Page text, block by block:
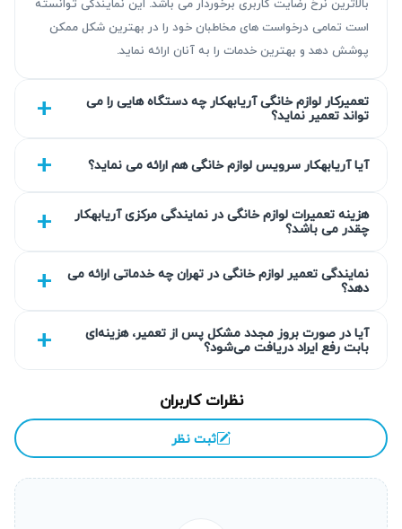
آریابهکار با بیش از ۳۰ سال تجربه در زمینه تعمیرات زودپز،
خدماتی با کیفیت و قابل اتکا ارائه می‌دهد. عیب‌یابی دقیق و
استانداردهای فنی، آرامش خاطر مشتریان را تضمین می‌کند. تیم
شکل انجام می‌دهد.
گارانتی کتبی خدمات
روز ارائه می‌کند تا مشتریان اطمینان کافی از کیفیت خدمات
داشته باشند. این ضمانت شامل تمامی زیرساخت‌های تعمیر و
قطعات استفاده شده نیز می‌شود. گارانتی کتبی تضمین می‌کند
که در صورت هرگونه مشکل مجدد، خدمات به صورت رایگان
طریق خدمات پس از فروش اصولی است.
انتخاب سطح کیفی قطعه به انتخاب شما
در آریابهکار مشتریان می‌توانند بر اساس بودجه و نیاز خود سطح
کیفی قطعات را انتخاب کنند. ما از قطعات اورجینال، های‌کپی
است تمامی درخواست های مخاطبان خود را در بهترین شکل ممکن
پوشش دهد و بهترین خدمات را به آنان ارائه نماید.
تعمیرکار لوازم خانگی آریابهکار چه دستگاه هایی را می
تواند تعمیر نماید؟
آیا آریابهکار سرویس لوازم خانگی هم ارائه می نماید؟
هزینه تعمیرات لوازم خانگی در نمایندگی مرکزی آریابهکار
چقدر می باشد؟
نمایندگی تعمیر لوازم خانگی در تهران چه خدماتی ارائه می
دهد؟
آیا در صورت بروز مجدد مشکل پس از تعمیر، هزینه‌ای
بابت رفع ایراد دریافت می‌شود؟
نظرات کاربران
ثبت نظر